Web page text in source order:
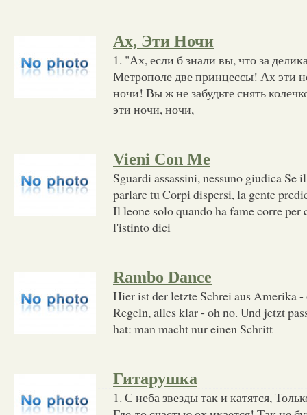
Ах, Эти Ночи
1. "Ах, если б знали вы, что за
Метрополе две принцессы! Ах эти
ночи! Вы ж не забудьте снять
эти ночи, ночи,
Vieni Con Me
Sguardi assassini, nessuno giudica Se
parlare tu Corpi dispersi, la gente
Il leone solo quando ha fame corre per
l'istinto dici
Rambo Dance
Hier ist der letzte Schrei aus Amerika -
Regeln, alles klar - oh no. Und jetzt
hat: man macht nur einen Schritt
Гитарушка
1. С неба звезды так и катятся,